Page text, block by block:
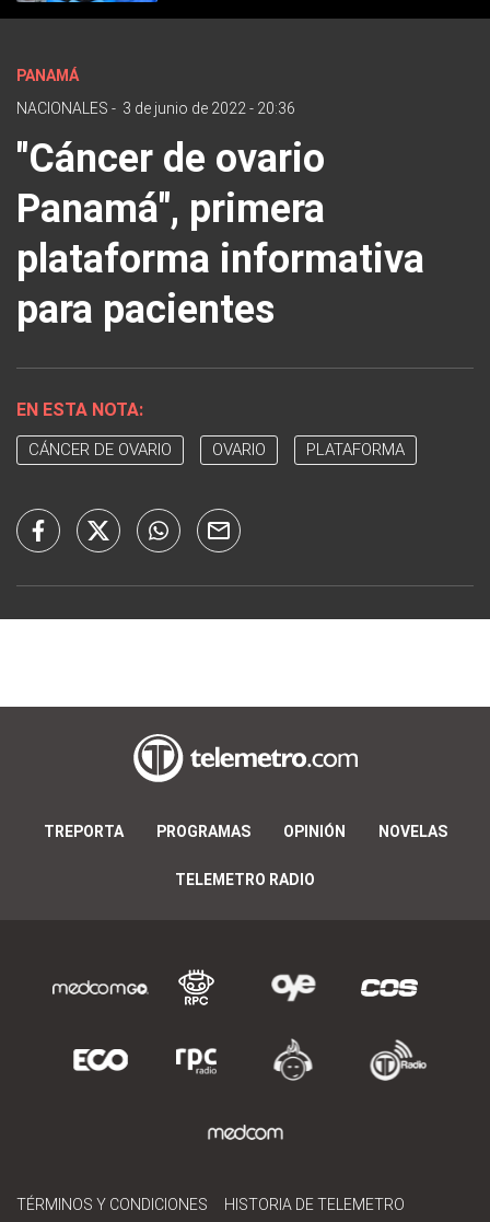
PANAMÁ
NACIONALES - 3 de junio de 2022 - 20:36
"Cáncer de ovario
Panamá", primera
plataforma informativa
para pacientes
EN ESTA NOTA:
CÁNCER DE OVARIO OVARIO PLATAFORMA
TREPORTA PROGRAMAS OPINIÓN NOVELAS
TELEMETRO RADIO
TÉRMINOS Y CONDICIONES
HISTORIA DE TELEMETRO